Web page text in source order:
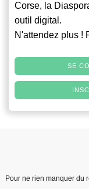
Corse, la
outil digital.
N'attendez plus !
SE
Pour ne rien manquer du